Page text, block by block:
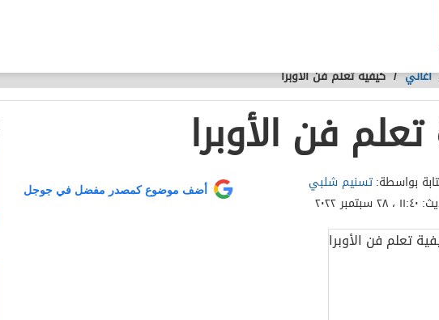
أغاني /كيفية تعلم فن الأوبرا
فن الأوبرا
بواسطة:تسنيم شلبي
١١:٤٠ ، ٢٨ سبتمبر ٢٠٢٢
أضف موضوع كمصدر مفضل في جوجل